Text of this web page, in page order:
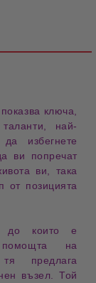
ключа,
най-
избегнете
ви попречат
ви, така
от позицията
до които е
на
предлага
възел. Той